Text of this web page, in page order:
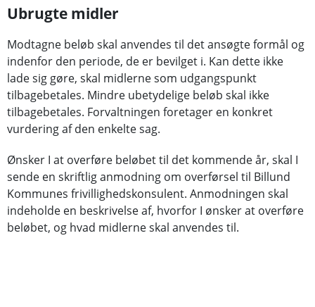
Ubrugte midler
Modtagne beløb skal anvendes til det ansøgte formål og
indenfor den periode, de er bevilget i. Kan dette ikke
lade sig gøre, skal midlerne som udgangspunkt
tilbagebetales. Mindre ubetydelige beløb skal ikke
tilbagebetales. Forvaltningen foretager en konkret
vurdering af den enkelte sag.
Ønsker I at overføre beløbet til det kommende år, skal I
sende en skriftlig anmodning om overførsel til Billund
Kommunes frivillighedskonsulent. Anmodningen skal
indeholde en beskrivelse af, hvorfor I ønsker at overføre
beløbet, og hvad midlerne skal anvendes til.